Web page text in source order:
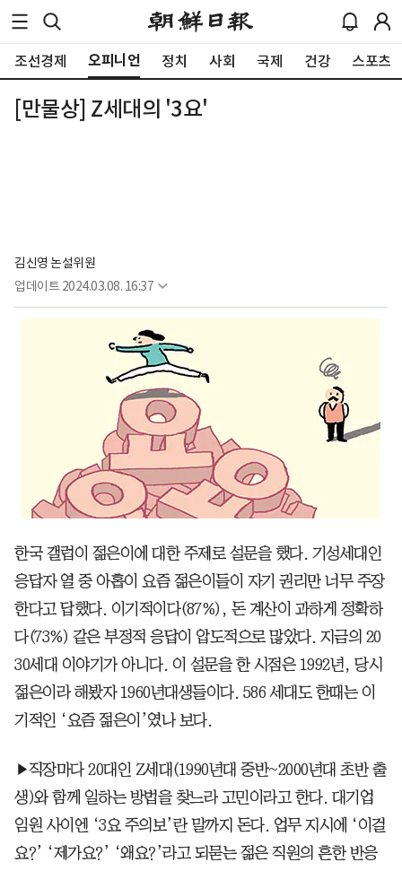
조선경제 오피니언 정치 사회 국제 건강 스포츠
[만물상] Z세대의 '3요'
김신영 논설위원
업데이트 2024.03.08. 16:37
한국 갤럽이 젊은이에 대한 주제로 설문을 했다. 기성세대인
응답자 열 중 아홉이 요즘 젊은이들이 자기 권리만 너무 주장
한다고 답했다. 이기적이다(87%), 돈 계산이 과하게 정확하
다(73%) 같은 부정적 응답이 압도적으로 많았다. 지금의 20
30세대 이야기가 아니다. 이 설문을 한 시점은 1992년, 당시
젊은이라 해봤자 1960년대생들이다. 586 세대도 한때는 이
기적인 ‘요즘 젊은이’였나 보다.
▶직장마다 20대인 Z세대(1990년대 중반~2000년대 초반 출
생)와 함께 일하는 방법을 찾느라 고민이라고 한다. 대기업
임원 사이엔 ‘3요 주의보’란 말까지 돈다. 업무 지시에 ‘이걸
요?’ ‘제가요?’ ‘왜요?’라고 되묻는 젊은 직원의 흔한 반응